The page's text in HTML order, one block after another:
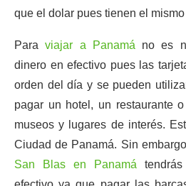
que el dolar pues tienen el mismo
Paraviajar a Panamá no es
dinero en efectivo pues las
orden del día y se pueden
pagar un hotel, un restaurante
museos y lugares de interés.
Ciudad de Panamá. Sin
San Blas en Panamá